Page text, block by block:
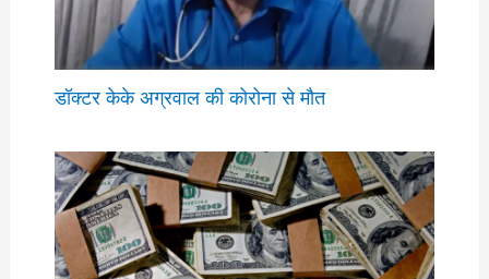
डॉक्टर केके अग्रवाल की कोरोना से मौत